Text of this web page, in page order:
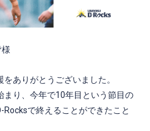
ありがとうございました。
まり、今年で10年目という節目の
で終えることができたこと